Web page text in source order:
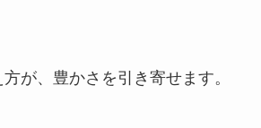
が、豊かさを引き寄せます。